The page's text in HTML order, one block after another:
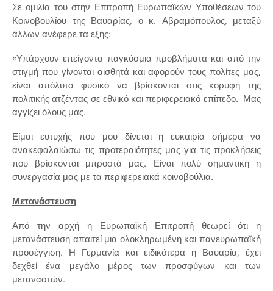
Σε ομιλία του στην Επιτροπή Ευρωπαϊκών Υποθέσεων του
Κοινοβουλίου της Βαυαρίας, ο κ. Αβραμόπουλος, μεταξύ
άλλων ανέφερε τα εξής:
«Υπάρχουν επείγοντα παγκόσμια προβλήματα και από την
στιγμή που γίνονται αισθητά και αφορούν τους πολίτες μας,
είναι απόλυτα φυσικό να βρίσκονται στις κορυφή της
πολιτικής ατζέντας σε εθνικό και περιφερειακό επίπεδο. Μας
αγγίζει όλους μας.
Είμαι ευτυχής που μου δίνεται η ευκαιρία σήμερα να
ανακεφαλαιώσω τις προτεραιότητες μας για τις προκλήσεις
που βρίσκονται μπροστά μας. Είναι πολύ σημαντική η
συνεργασία μας με τα περιφερειακά κοινοβούλια.
Μετανάστευση
Από την αρχή η Ευρωπαϊκή Επιτροπή θεωρεί ότι η
μετανάστευση απαιτεί μια ολοκληρωμένη και πανευρωπαϊκή
προσέγγιση. Η Γερμανία και ειδικότερα η Βαυαρία, έχει
δεχθεί ένα μεγάλο μέρος των προσφύγων και των
μεταναστών.